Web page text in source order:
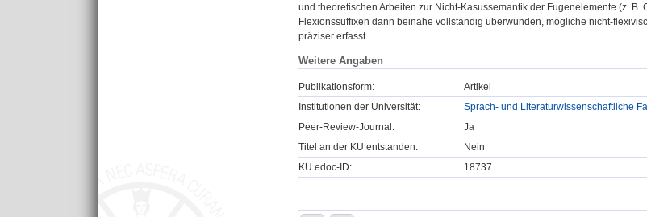
und theoretischen Arbeiten zur Nicht-Kasussemantik der Fugenelemente (z.
Flexionssuffixen dann beinahe vollständig überwunden, mögliche nicht-
präziser erfasst.
Weitere Angaben
Publikationsform:
Artikel
Institutionen der Universität:
Sprach- und Literaturwissenschaftliche
Peer-Review-Journal:
Ja
Titel an der KU entstanden:
Nein
KU.edoc-ID:
18737